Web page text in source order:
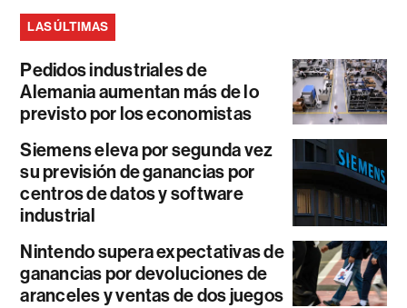
LAS ÚLTIMAS
Pedidos industriales de
Alemania aumentan más de lo
previsto por los economistas
Siemens eleva por segunda vez
su previsión de ganancias por
centros de datos y software
industrial
Nintendo supera expectativas de
ganancias por devoluciones de
aranceles y ventas de dos juegos